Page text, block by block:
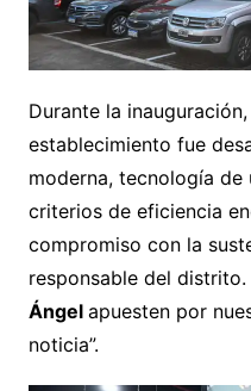
Durante la inauguración,
establecimiento fue
moderna, tecnología
criterios de eficiencia
compromiso con la
responsable del
Ángel apuesten por
noticia”.